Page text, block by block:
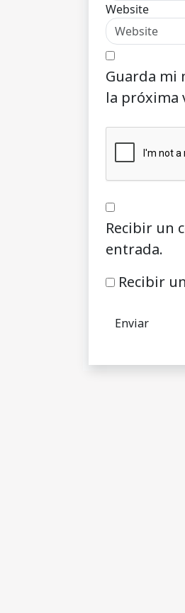
Website
Guarda mi
la próxima
Recibir un
entrada.
Recibir